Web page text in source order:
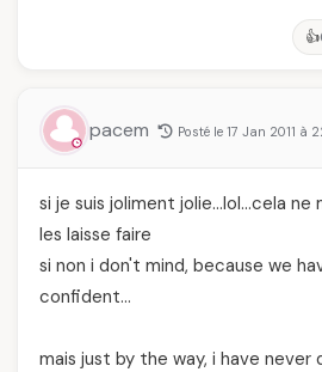
👍
pacem Posté le 17 Jan 2011 à
si je suis joliment jolie…lol…cela ne
les laisse faire
si non i don't mind, because we
confident…
mais just by the way, i have